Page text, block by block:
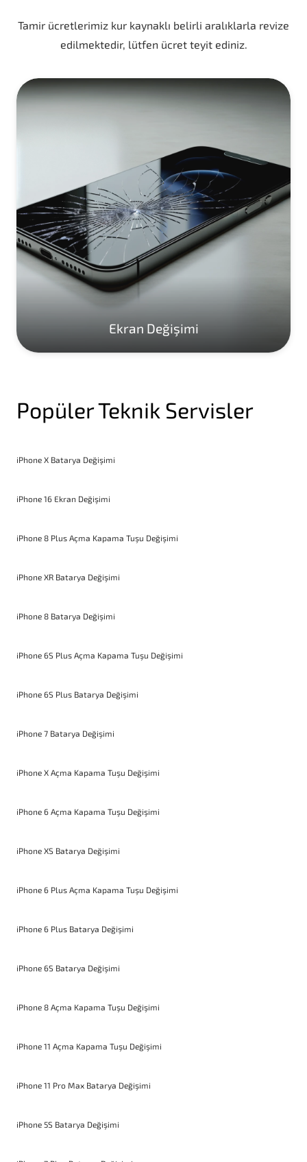
Tamir ücretlerimiz kur kaynaklı belirli aralıklarla revize
edilmektedir, lütfen ücret teyit ediniz.
Ekran Değişimi
Popüler Teknik Servisler
iPhone X Batarya Değişimi
iPhone 16 Ekran Değişimi
iPhone 8 Plus Açma Kapama Tuşu Değişimi
iPhone XR Batarya Değişimi
iPhone 8 Batarya Değişimi
iPhone 6S Plus Açma Kapama Tuşu Değişimi
iPhone 6S Plus Batarya Değişimi
iPhone 7 Batarya Değişimi
iPhone X Açma Kapama Tuşu Değişimi
iPhone 6 Açma Kapama Tuşu Değişimi
iPhone XS Batarya Değişimi
iPhone 6 Plus Açma Kapama Tuşu Değişimi
iPhone 6 Plus Batarya Değişimi
iPhone 6S Batarya Değişimi
iPhone 8 Açma Kapama Tuşu Değişimi
iPhone 11 Açma Kapama Tuşu Değişimi
iPhone 11 Pro Max Batarya Değişimi
iPhone 5S Batarya Değişimi